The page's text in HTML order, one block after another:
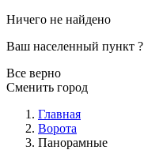
Ничего не найдено
Ваш населенный пункт ?
Все верно
Сменить город
Главная
Ворота
Панорамные